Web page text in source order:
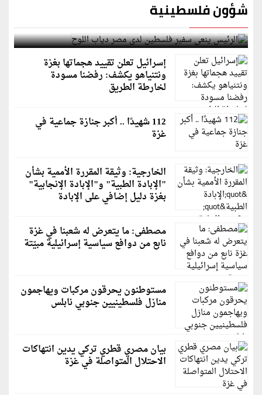
شؤون فلسطينية
الرئيس ينعى سفير فلسطين لدى مصر دياب اللوح
إسرائيل تعلن تقييد هجماتها بغزة
ونتنياهو يكشف: رفضنا مسودة
لخارطة الطريق
112 شهيدًا .. أكبر جنازة جماعية في
غزة
الخارجية: وثيقة المقررة الأممية بشأن
"الإبادة الطبية" و"الإبادة الإنجابية"
بغزة دليل إضافي على الإبادة
مصطفى: ما يتعرض له شعبنا في غزة
نابع من دوافع سياسية إسرائيلية مبيّتة
مستوطنون يحرقون مركبات ويهاجمون
منازل فلسطينيين جنوبي نابلس
بيان مصري قطري تركي يدين انتهاكات
الاحتلال المتواصلة في غزة